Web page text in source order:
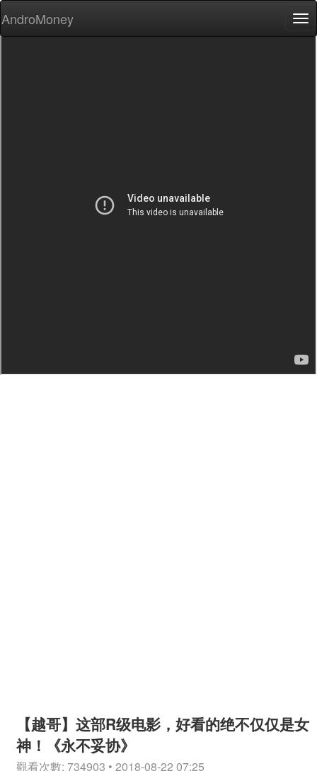
AndroMoney
【越哥】这部R级电影，好看的绝不仅仅是女
神！《永不妥协》
觀看次數: 734903 • 2018-08-22 07:25